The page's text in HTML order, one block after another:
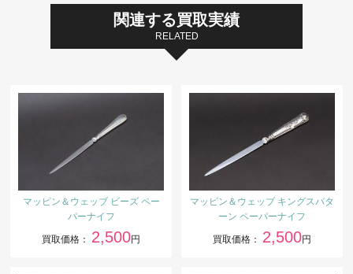
関連する買取実績
RELATED
マッピン＆ウェッブ ビーズ ペー
パーナイフ
買取価格： 2,500円
マッピン＆ウェッブ キングスパタ
ーン ペーパーナイフ
買取価格： 2,500円